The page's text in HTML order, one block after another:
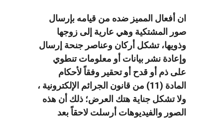
ان أفعال المميز ضده من قيامه بإرسال
صور المشتكية وهي عارية إلى زوجها
وذويها، تشكل أركان وعناصر جنحة إرسال
وإعادة نشر بيانات أو معلومات تنطوي
على ذم أو قدح أو تحقير وفقاً لأحكام
المادة (11) من قانون الجرائم الإلكترونية ،
ولا تشكل جناية هتك العرض؛ ذلك أن هذه
الصور والفيديوهات أرسلت لاحقاً بعد